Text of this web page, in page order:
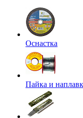
Оснастка
Пайка и